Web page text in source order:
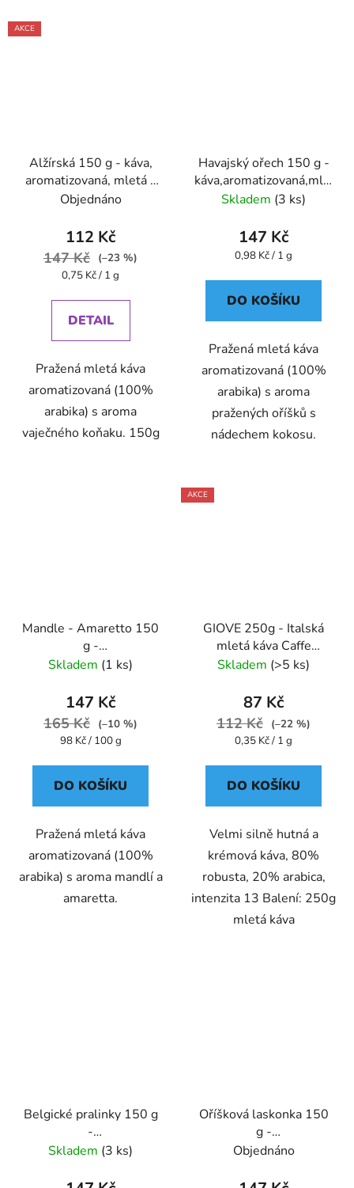
AKCE
Alžírská 150 g - káva,
aromatizovaná, mletá -
Oxalis
Objednáno
112 Kč
147 Kč
(–23 %)
Měrná
0,75 Kč / 1 g
DETAIL
Pražená mletá káva
aromatizovaná (100%
arabika) s aroma
vaječného koňaku. 150g
Havajský ořech 150 g -
káva,aromatizovaná,mletá
- Oxalis
Skladem (3 ks)
147 Kč
Měrná
0,98 Kč / 1 g
DO KOŠÍKU
Pražená mletá káva
aromatizovaná (100%
arabika) s aroma
pražených oříšků s
nádechem kokosu.
Mandle - Amaretto 150
g -
káva,aromatizovaná,mletá
Skladem (1 ks)
147 Kč
165 Kč
(–10 %)
Měrná
98 Kč / 100 g
DO KOŠÍKU
Pražená mletá káva
aromatizovaná (100%
arabika) s aroma mandlí a
amaretta.
AKCE
GIOVE 250g - Italská
mletá káva Caffe
Pompeii
Skladem (>5 ks)
87 Kč
112 Kč
(–22 %)
Měrná
0,35 Kč / 1 g
DO KOŠÍKU
Velmi silně hutná a
krémová káva, 80%
robusta, 20% arabica,
intenzita 13 Balení: 250g
mletá káva
Belgické pralinky 150 g
-
káva,aromatizovaná,mletá
Skladem (3 ks)
Oříšková laskonka 150
g -
káva,aromatizovaná,mletá
Objednáno